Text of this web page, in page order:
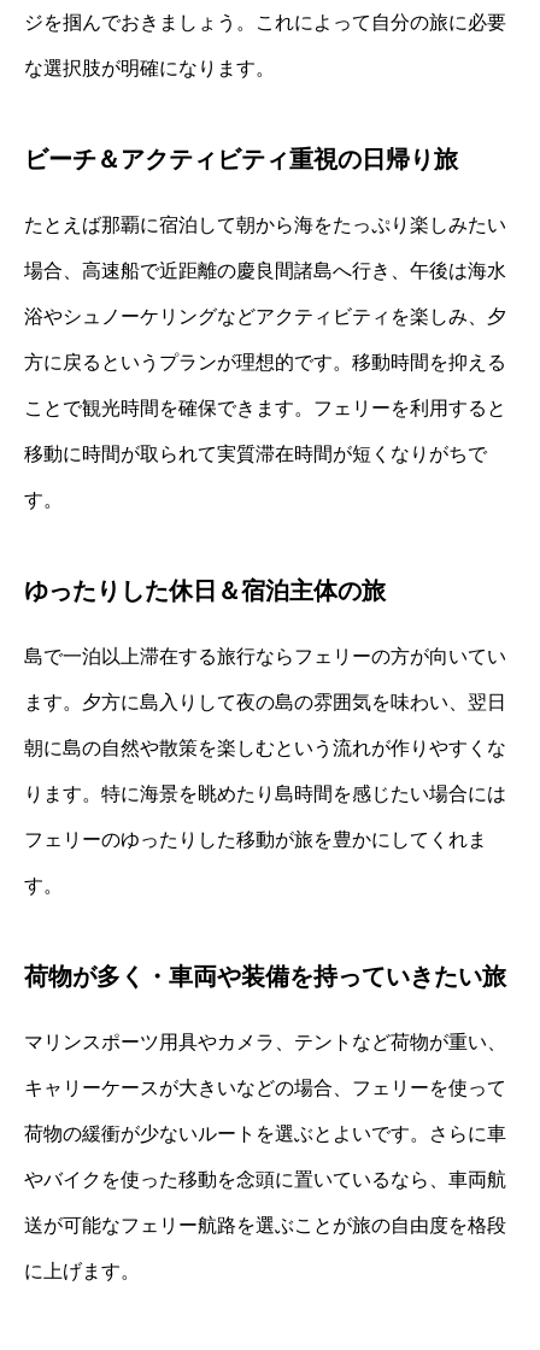
ジを掴んでおきましょう。これによって自分の旅に必要
な選択肢が明確になります。
ビーチ＆アクティビティ重視の日帰り旅
たとえば那覇に宿泊して朝から海をたっぷり楽しみたい
場合、高速船で近距離の慶良間諸島へ行き、午後は海水
浴やシュノーケリングなどアクティビティを楽しみ、夕
方に戻るというプランが理想的です。移動時間を抑える
ことで観光時間を確保できます。フェリーを利用すると
移動に時間が取られて実質滞在時間が短くなりがちで
す。
ゆったりした休日＆宿泊主体の旅
島で一泊以上滞在する旅行ならフェリーの方が向いてい
ます。夕方に島入りして夜の島の雰囲気を味わい、翌日
朝に島の自然や散策を楽しむという流れが作りやすくな
ります。特に海景を眺めたり島時間を感じたい場合には
フェリーのゆったりした移動が旅を豊かにしてくれま
す。
荷物が多く・車両や装備を持っていきたい旅
マリンスポーツ用具やカメラ、テントなど荷物が重い、
キャリーケースが大きいなどの場合、フェリーを使って
荷物の緩衝が少ないルートを選ぶとよいです。さらに車
やバイクを使った移動を念頭に置いているなら、車両航
送が可能なフェリー航路を選ぶことが旅の自由度を格段
に上げます。